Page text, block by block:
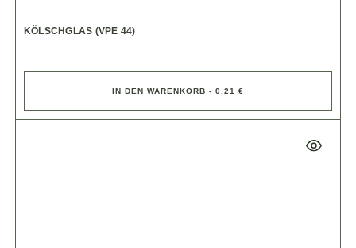
KÖLSCHGLAS (VPE 44)
IN DEN WARENKORB - 0,21 €